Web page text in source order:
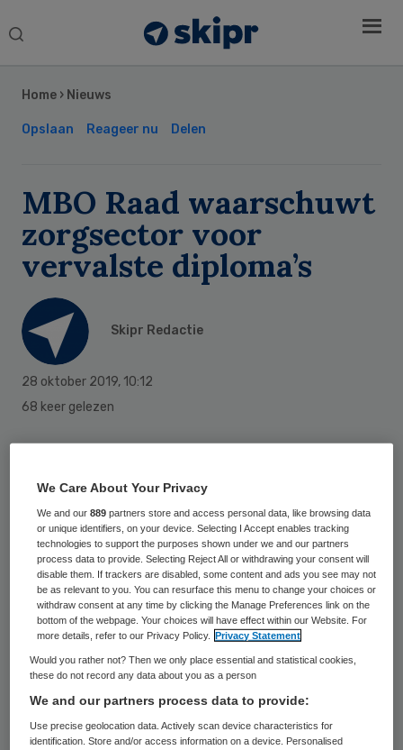
Search
Home › Nieuws
Opslaan Reageer nu Delen
MBO Raad waarschuwt
zorgsector voor
vervalste diploma’s
Skipr Redactie
28 oktober 2019, 10:12
68 keer gelezen
sollicitatieprocedures alert zijn op
eventueel gebruik van vervalste diploma’s.
Vooral in de zorg en in de installatietechniek
nemen de meldingen van misbruik toe,
waarschuwt de MBO Raad. Bedrijven
zouden bij vermoedens van een vervalst
diploma een digitaal uittreksel uit het
diplomaregister van DUO moeten eisen,
aldus de koepelorganisatie van scholen in
het middelbaar beroepsonderwijs.
Sidebar
We Care About Your Privacy
We and our889 partners store and access personal data, like browsing data
or unique identifiers, on your device. Selecting I Accept enables tracking
technologies to support the purposes shown under we and our partners
process data to provide. Selecting Reject All or withdrawing your consent will
disable them. If trackers are disabled, some content and ads you see may not
be as relevant to you. You can resurface this menu to change your choices or
withdraw consent at any time by clicking the Manage Preferences link on the
bottom of the webpage. Your choices will have effect within our Website. For
more details, refer to our Privacy Policy.
Privacy Statement
Would you rather not? Then we only place essential and statistical cookies,
these do not record any data about you as a person
We and our partners process data to provide:
Use precise geolocation data. Actively scan device characteristics for
identification. Store and/or access information on a device. Personalised